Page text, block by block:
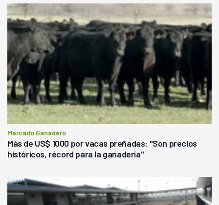
Mercado Ganadero
Más de US$ 1000 por vacas preñadas: "Son precios
históricos, récord para la ganadería"